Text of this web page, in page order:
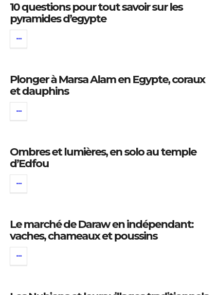
10 questions pour tout savoir sur les
pyramides d’egypte
Plonger à Marsa Alam en Egypte, coraux
et dauphins
Ombres et lumières, en solo au temple
d’Edfou
Le marché de Daraw en indépendant:
vaches, chameaux et poussins